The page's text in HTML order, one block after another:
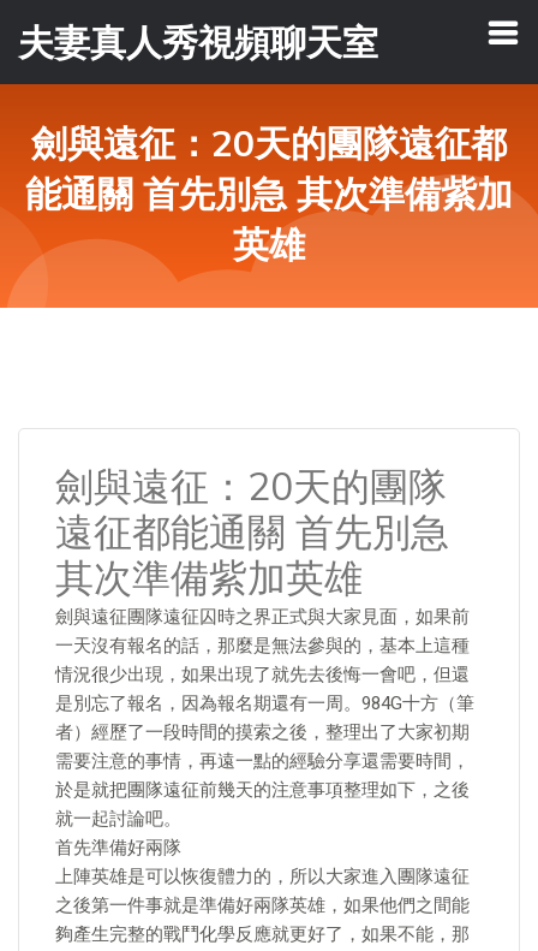
夫妻真人秀視頻聊天室
劍與遠征：20天的團隊遠征都
能通關 首先別急 其次準備紫加
英雄
劍與遠征：20天的團隊
遠征都能通關 首先別急
其次準備紫加英雄
劍與遠征團隊遠征囚時之界正式與大家見面，如果前
一天沒有報名的話，那麼是無法參與的，基本上這種
情況很少出現，如果出現了就先去後悔一會吧，但還
是別忘了報名，因為報名期還有一周。984G十方（筆
者）經歷了一段時間的摸索之後，整理出了大家初期
需要注意的事情，再遠一點的經驗分享還需要時間，
於是就把團隊遠征前幾天的注意事項整理如下，之後
就一起討論吧。
首先準備好兩隊
上陣英雄是可以恢復體力的，所以大家進入團隊遠征
之後第一件事就是準備好兩隊英雄，如果他們之間能
夠產生完整的戰鬥化學反應就更好了，如果不能，那